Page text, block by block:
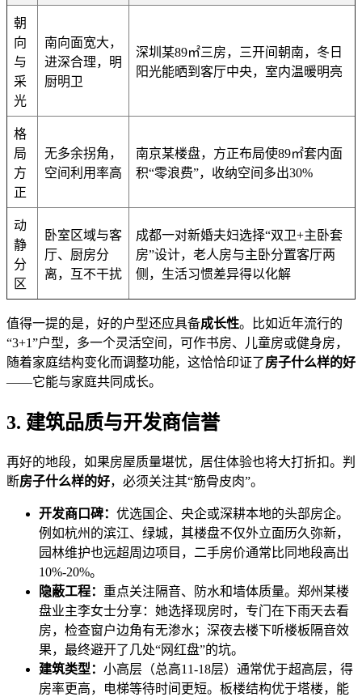
朝
向
与
采
光
南向面宽大，
进深合理，明
厨明卫
深圳某89㎡三房，三开间朝南，冬日
阳光能晒到客厅中央，室内温暖明亮
格
局
方
正
无多余拐角，
空间利用率高
南京某楼盘，方正布局使89㎡套内面
积“零浪费”，收纳空间多出30%
动
静
分
区
卧室区域与客
厅、厨房分
离，互不干扰
成都一对新婚夫妇选择“双卫+主卧套
房”设计，老人房与主卧分置客厅两
侧，生活习惯差异得以化解
值得一提的是，好的户型还应具备成长性。比如近年流行的
“3+1”户型，多一个灵活空间，可作书房、儿童房或健身房，
随着家庭结构变化而调整功能，这恰恰印证了房子什么样的好
——它能与家庭共同成长。
3. 建筑品质与开发商信誉
再好的地段，如果房屋质量堪忧，居住体验也将大打折扣。判
断房子什么样的好，必须关注其“筋骨皮肉”。
开发商口碑： 优选国企、央企或深耕本地的头部房企。
例如杭州的滨江、绿城，其楼盘不仅外立面历久弥新，
园林维护也远超周边项目，二手房价通常比同地段高出
10%-20%。
隐蔽工程： 重点关注隔音、防水和墙体质量。郑州某楼
盘业主李女士分享：她选择现房时，专门在下雨天去看
房，检查窗户边角有无渗水；深夜去楼下听楼板隔音效
果，最终避开了几处“网红盘”的坑。
建筑类型： 小高层（总高11-18层）通常优于超高层，得
房率更高，电梯等待时间更短。板楼结构优于塔楼，能